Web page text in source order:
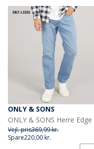
ONLY & SONS
Vejl. pris369,99 kr.
Spare220,00 kr.